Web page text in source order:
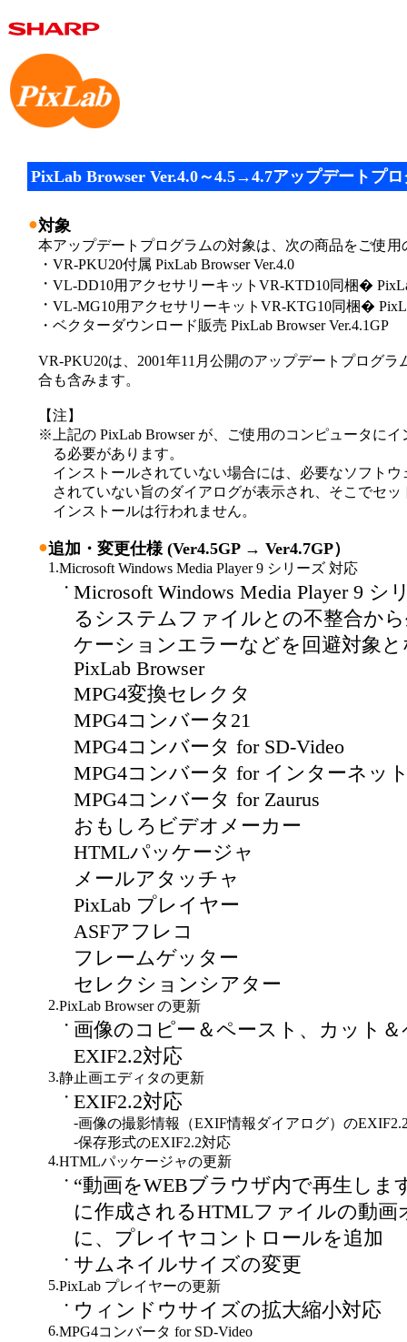
PixLab Browser Ver.4.0～4.5→4.7アップデートプ
●対象
本アップデートプログラムの対象は、次の商品をご使用
・ VR-PKU20付属 PixLab Browser Ver.4.0
・ VL-DD10用アクセサリーキットVR-KTD10同梱�
・ VL-MG10用アクセサリーキットVR-KTG10同梱�
・ ベクターダウンロード販売 PixLab Browser Ver.4.1GP
VR-PKU20は、2001年11月公開のアップデートプログラ
合も含みます。
【注】
※ 上記の PixLab Browser が、ご使用のコンピュータに
る必要があります。
インストールされていない場合には、必要なソフト
されていない旨のダイアログが表示され、そこでセ
インストールは行われません。
●追加・変更仕様 (Ver4.5GP → Ver4.7GP）
1.Microsoft Windows Media Player 9 シリーズ 対応
・ Microsoft Windows Media Player 9 シ
るシステムファイルとの不整合か
ケーションエラーなどを回避対象
PixLab Browser
MPG4変換セレクタ
MPG4コンバータ21
MPG4コンバータ for SD-Video
MPG4コンバータ for インターネッ
MPG4コンバータ for Zaurus
おもしろビデオメーカー
HTMLパッケージャ
メールアタッチャ
PixLab プレイヤー
ASFアフレコ
フレームゲッター
セレクションシアター
2.PixLab Browser の更新
・ 画像のコピー＆ペースト、カット
EXIF2.2対応
3.静止画エディタの更新
・ EXIF2.2対応
-画像の撮影情報（EXIF情報ダイアログ）の
-保存形式のEXIF2.2対応
4.HTMLパッケージャの更新
・ “動画をWEBブラウザ内で再生しま
に作成されるHTMLファイルの動画
に、プレイヤコントロールを追加
・ サムネイルサイズの変更
5.PixLab プレイヤーの更新
・ ウィンドウサイズの拡大縮小対応
6.MPG4コンバータ for SD-Video